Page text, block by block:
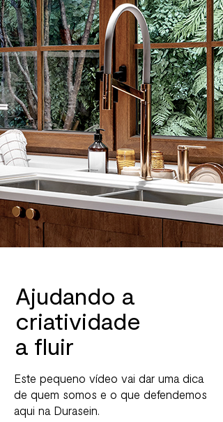
Ajudando a
criatividade
a fluir
Este pequeno vídeo vai dar uma dica
de quem somos e o que defendemos
aqui na Durasein.